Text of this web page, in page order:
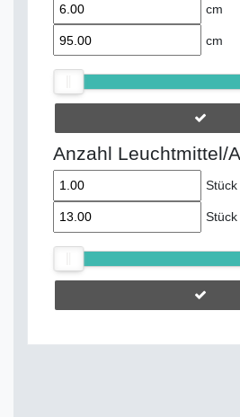
cm
cm
Anzahl Leuchtmittel/
Stück
Stück